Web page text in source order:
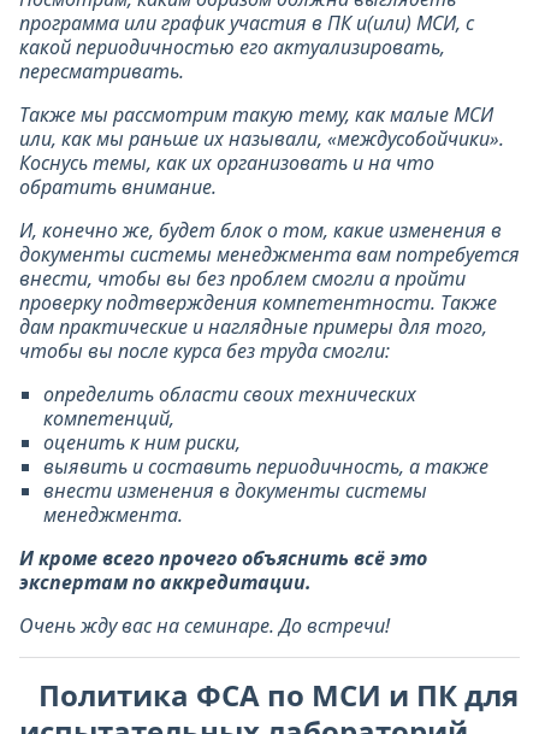
программа или график участия в ПК и(или) МСИ, с
какой периодичностью его актуализировать,
пересматривать.
Также мы рассмотрим такую тему, как малые МСИ
или, как мы раньше их называли, «междусобойчики».
Коснусь темы, как их организовать и на что
обратить внимание.
И, конечно же, будет блок о том, какие изменения в
документы системы менеджмента вам потребуется
внести, чтобы вы без проблем смогли а пройти
проверку подтверждения компетентности. Также
дам практические и наглядные примеры для того,
чтобы вы после курса без труда смогли:
определить области своих технических
компетенций,
оценить к ним риски,
выявить и составить периодичность, а также
внести изменения в документы системы
менеджмента.
И кроме всего прочего объяснить всё это
экспертам по аккредитации.
Очень жду вас на семинаре. До встречи!
Политика ФСА по МСИ и ПК для